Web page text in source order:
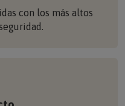
con los más altos